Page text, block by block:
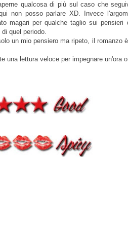
qualcosa di più sul caso che
non posso parlare XD. Invece
magari per qualche taglio sui pensieri
quel periodo.
un mio pensiero ma ripeto, il romanzo
una lettura veloce per impegnare un'ora